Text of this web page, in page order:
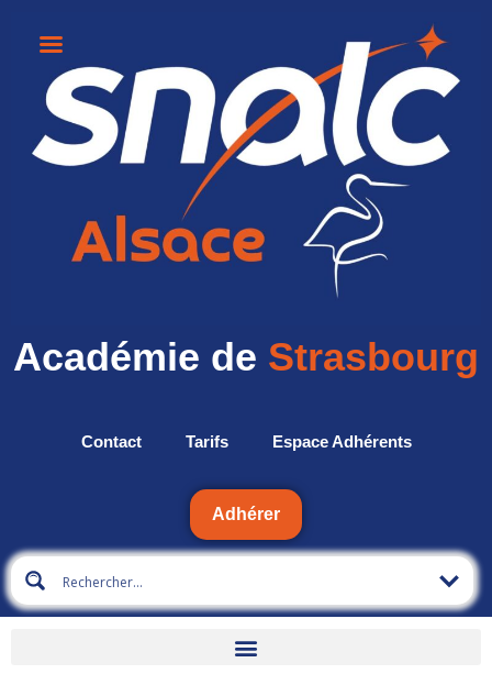
Académie de Strasbourg
Contact Tarifs Espace Adhérents
Adhérer